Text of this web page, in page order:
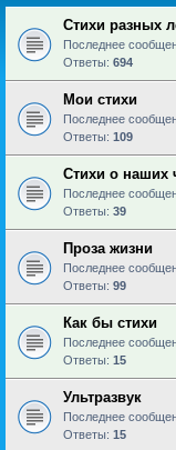
Стихи разных
Последнее
Ответы: 694
Мои стихи
Последнее
Ответы: 109
Стихи о наших
Последнее
Ответы: 39
Проза жизни
Последнее
Ответы: 99
Как бы стихи
Последнее
Ответы: 15
Ультразвук
Последнее
Ответы: 15